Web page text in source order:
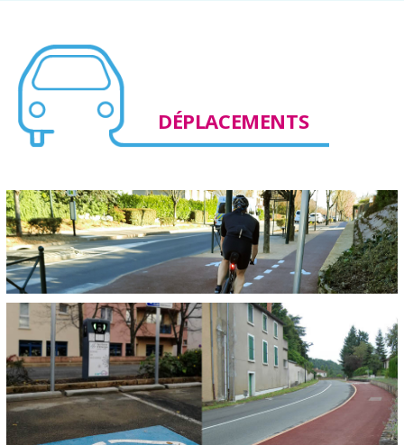
DÉPLACEMENTS